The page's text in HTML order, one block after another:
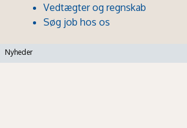
Vedtægter og regnskab
Søg job hos os
Nyheder